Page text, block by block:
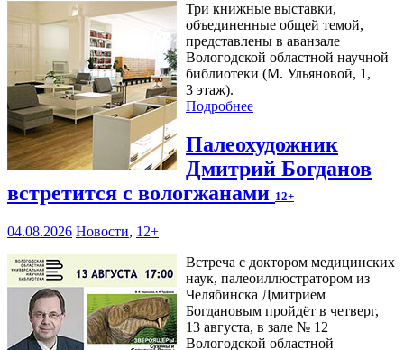
Три книжные выставки,
объединенные общей темой,
представлены в аванзале
Вологодской областной научной
библиотеки (М. Ульяновой, 1,
3 этаж).
Подробнее
Палеохудожник
Дмитрий Богданов
встретится с вологжанами 12+
04.08.2026 Новости, 12+
Встреча с доктором медицинских
наук, палеоиллюстратором из
Челябинска Дмитрием
Богдановым пройдёт в четверг,
13 августа, в зале № 12
Вологодской областной